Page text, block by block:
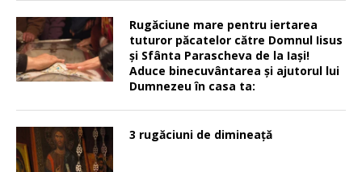
Rugăciune mare pentru iertarea
tuturor păcatelor către Domnul Iisus
şi Sfânta Parascheva de la Iaşi!
Aduce binecuvântarea şi ajutorul lui
Dumnezeu în casa ta:
3 rugăciuni de dimineață